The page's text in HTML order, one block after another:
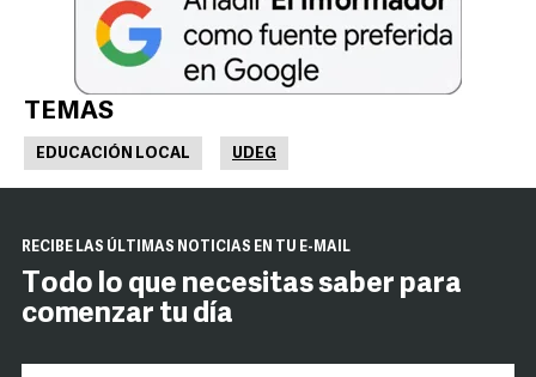
TEMAS
EDUCACIÓN LOCAL UDEG
RECIBE LAS ÚLTIMAS NOTICIAS EN TU E-MAIL
Todo lo que necesitas saber para
comenzar tu día